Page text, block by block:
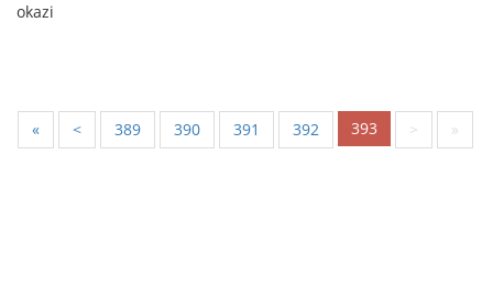
okazi
« < 389 390 391 392 393 > »